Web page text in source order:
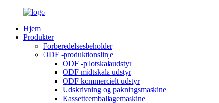
Hjem
Produkter
Forberedelsesbeholder
ODF -produktionslinje
ODF -pilotskalaudstyr
ODF midtskala udstyr
ODF kommercielt udstyr
Udskrivning og pakningsmaskine
Kassetteemballagemaskine